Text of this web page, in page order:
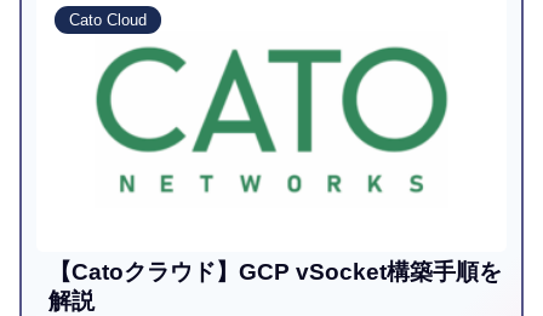
Cato Cloud
【Catoクラウド】GCP vSocket構築手順を
解説